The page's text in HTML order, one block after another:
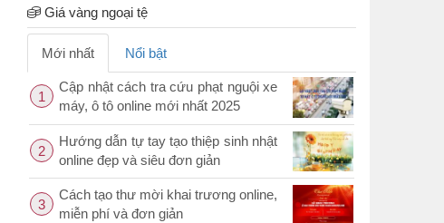
Giá vàng ngoại tệ
Mới nhất Nổi bật
1
Cập nhật cách tra cứu phạt nguội xe
máy, ô tô online mới nhất 2025
2
Hướng dẫn tự tay tạo thiệp sinh nhật
online đẹp và siêu đơn giản
3
Cách tạo thư mời khai trương online,
miễn phí và đơn giản